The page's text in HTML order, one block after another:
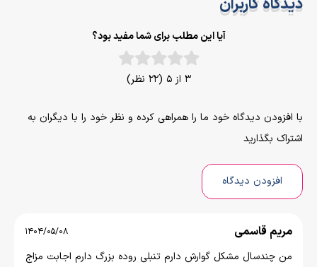
دیدگاه کاربران
آیا این مطلب برای شما مفید بود؟
3 از 5 (22 نظر)
با افزودن دیدگاه خود ما را همراهی کرده و نظر خود را با دیگران به
اشتراک بگذارید
افزودن دیدگاه
مریم قاسمی 1404/05/08
من چندسال مشکل گوارش دارم تنبلی روده بزرگ دارم اجابت مزاج